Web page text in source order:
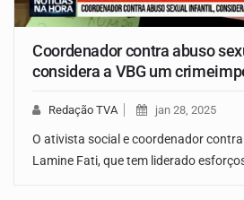
Coordenador contra abuso
considera a VBG um
Redação TVA jan 28, 2025
O ativista social e coordenador
Lamine Fati, que tem liderado